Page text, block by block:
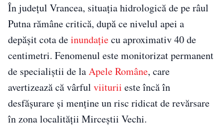
În județul Vrancea, situația hidrologică de pe râul
Putna rămâne critică, după ce nivelul apei a
depășit cota deinundațiecu aproximativ 40 de
centimetri. Fenomenul este monitorizat permanent
de specialiștii de laApele Române, care
avertizează că vârful viiturii este încă în
desfășurare și menține un risc ridicat de revărsare
în zona localității Mirceștii Vechi.